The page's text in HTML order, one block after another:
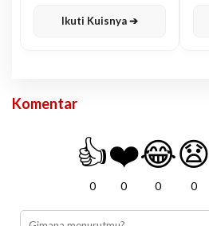
Ikuti Kuisnya ➔
Komentar
👍
0
❤️
0
😂
0
😧
0